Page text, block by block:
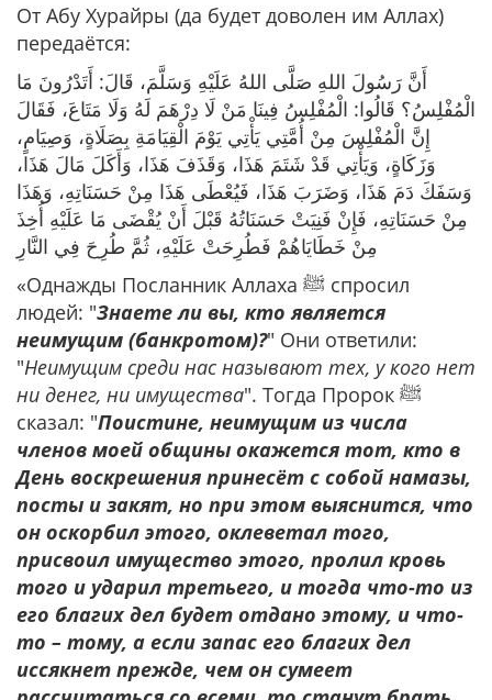
От Абу Хурайры (да будет доволен им Аллах)
передаётся:
أَنَّ رَسُولَ اللهِ صَلَّى اللهُ عَلَيْهِ وَسَلَّمَ، قَالَ: أَتَدْرُونَ مَا
الْمُفْلِسُ؟ قَالُوا: الْمُفْلِسُ فِينَا مَنْ لَا دِرْهَمَ لَهُ وَلَا مَتَاعَ، فَقَالَ
إِنَّ الْمُفْلِسَ مِنْ أُمَّتِي يَأْتِي يَوْمَ الْقِيَامَةِ بِصَلَاةٍ، وَصِيَامٍ،
وَزَكَاةٍ، وَيَأْتِي قَدْ شَتَمَ هَذَا، وَقَذَفَ هَذَا، وَأَكَلَ مَالَ هَذَا،
وَسَفَكَ دَمَ هَذَا، وَضَرَبَ هَذَا، فَيُعْطَى هَذَا مِنْ حَسَنَاتِهِ، وَهَذَا
مِنْ حَسَنَاتِهِ، فَإِنْ فَنِيَتْ حَسَنَاتُهُ قَبْلَ أَنْ يُقْضَى مَا عَلَيْهِ أُخِذَ
مِنْ خَطَايَاهُمْ فَطُرِحَتْ عَلَيْهِ، ثُمَّ طُرِحَ فِي النَّارِ
«Однажды Посланник Аллаха ﷺ спросил
людей: "Знаете ли вы, кто является
неимущим (банкротом)?" Они ответили:
"Неимущим среди нас называют тех, у кого нет
ни денег, ни имущества". Тогда Пророк ﷺ
сказал: "Поистине, неимущим из числа
членов моей общины окажется тот, кто в
День воскрешения принесёт с собой намазы,
посты и закят, но при этом выяснится, что
он оскорбил этого, оклеветал того,
присвоил имущество этого, пролил кровь
того и ударил третьего, и тогда что-то из
его благих дел будет отдано этому, и что-
то – тому, а если запас его благих дел
иссякнет прежде, чем он сумеет